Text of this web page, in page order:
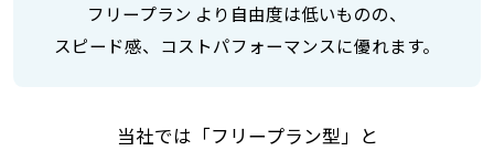
フリープラン より自由度は低いものの、
スピード感、コストパフォーマンスに優れます。
当社では「フリープラン型」と